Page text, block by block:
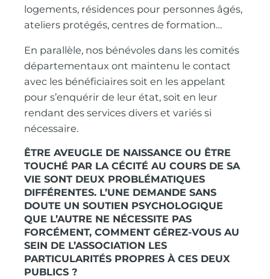
logements, résidences pour personnes âgés,
ateliers protégés, centres de formation…
En parallèle, nos bénévoles dans les comités
départementaux ont maintenu le contact
avec les bénéficiaires soit en les appelant
pour s’enquérir de leur état, soit en leur
rendant des services divers et variés si
nécessaire.
ÊTRE AVEUGLE DE NAISSANCE OU ÊTRE
TOUCHÉ PAR LA CÉCITÉ AU COURS DE SA
VIE SONT DEUX PROBLÉMATIQUES
DIFFÉRENTES. L’UNE DEMANDE SANS
DOUTE UN SOUTIEN PSYCHOLOGIQUE
QUE L’AUTRE NE NÉCESSITE PAS
FORCÉMENT, COMMENT GÉREZ-VOUS AU
SEIN DE L’ASSOCIATION LES
PARTICULARITÉS PROPRES À CES DEUX
PUBLICS ?